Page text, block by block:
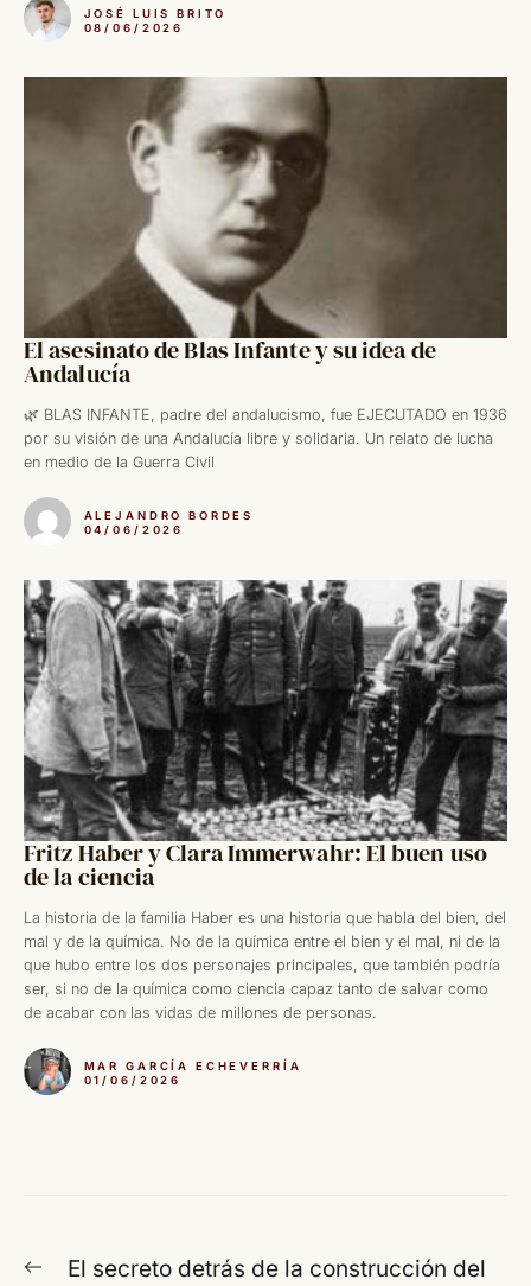
JOSÉ LUIS BRITO
08/06/2026
El asesinato de Blas Infante y su idea de
Andalucía
🌿 BLAS INFANTE, padre del andalucismo, fue EJECUTADO en 1936
por su visión de una Andalucía libre y solidaria. Un relato de lucha
en medio de la Guerra Civil
ALEJANDRO BORDES
04/06/2026
Fritz Haber y Clara Immerwahr: El buen uso
de la ciencia
La historia de la familia Haber es una historia que habla del bien, del
mal y de la química. No de la química entre el bien y el mal, ni de la
que hubo entre los dos personajes principales, que también podría
ser, si no de la química como ciencia capaz tanto de salvar como
de acabar con las vidas de millones de personas.
MAR GARCÍA ECHEVERRÍA
01/06/2026
Navegación
EntradaEl secreto detrás de la construcción del